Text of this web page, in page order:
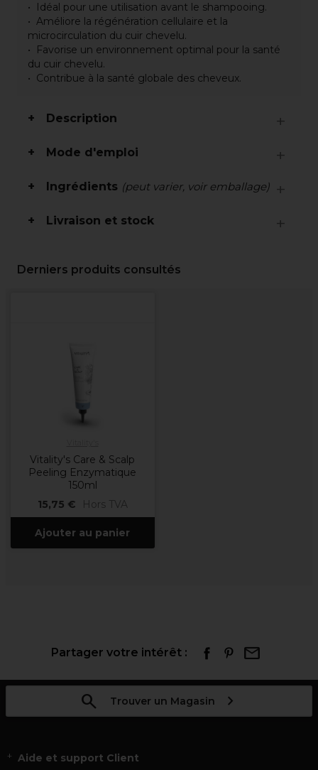
Idéal pour une utilisation avant le shampooing.
Améliore la régénération cellulaire et la
microcirculation du cuir chevelu.
Favorise un environnement optimal pour la santé
du cuir chevelu.
Contribue à la santé globale des cheveux.
Description
Mode d'emploi
Ingrédients (peut varier, voir emballage)
Livraison et stock
Derniers produits consultés
Vitality's Care & Scalp
Peeling Enzymatique
150ml
15,75 €
Hors TVA
Ajouter au panier
Partager votre intérêt :
Trouver un Magasin
Aide et support Client